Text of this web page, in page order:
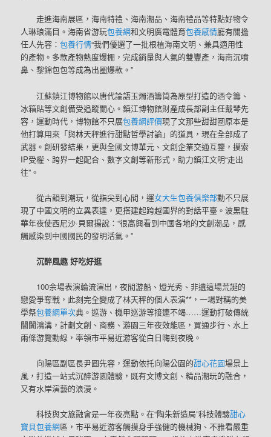
走進海南展區，海南特禮、海南潮品、海南禮品等特點好物令
人琳琅滿目。海南省游玩包養網和文明廣電體育包養感情廳有關擔
任人先容：包養行情“我們優選了一批根植海南文明、兼具適用性
的產物。多款產物熱度爆棚，完成銷量與人氣的雙豐產，海南沉噴
鼻、黎錦包包等成為出圈爆款。”
江蘇鎮江博物館以唐代論語玉燭酒籌筒為原型打造的酒令籌、
冰箱貼等文創備受追蹤關心。鎮江博物館財產成長部副主任戴琴先
容，運動時代，博物館不只展包養網評價現了文那些甜甜圈原本是
他打算用來「與林天秤進行甜點哲學討論」的道具，現在全部成了
武器。創研發結果，更與全國文博單元、文創企業交通互鑒，摸索
IP受權、跨界一起配合、數字文創等新形式，助力鎮江文明“走出
往”。
從古韻到潮玩，從指尖到心間，運女大生包養俱樂部動不只展
現了中國文明的立異表達，更搭建起跨越國界的對話平臺。波黑駐
華年夜使西尼沙·貝爾揚說：“很高興看到中國各地的文創潮品，感
觸感染到中國國民的發明活氣。”
沉醉風趣 好吃好逛
100余場表演輪流演出，夜間游船、燈光秀、非遺這場荒誕的
戀愛爭奪戰，此刻完全變成了林天秤的個人表演**，一場對稱的美
學祭包養網單次典。巡游、機甲巡游等接連不竭……運動打破傳統
闤闠鴻溝，計劃文創、商務、游園三年夜效能區，買通步行、水上
兩條游覽動線，率領市平易近游客從白日嗨到夜晚。
向陽區副區長尹圓先容，運動依托向陽公園的甜心花園場景上
風，打造一站式沉醉游園體驗，既有文博文創、精品潮玩的融合，
又有水岸演藝的浪漫。
科技與文旅融會是一年夜亮點。在“陶朱新造局”科技體驗甜心
寶貝包養網區，市平易近游客觸摸身手強健的機械狗、不雅看嚴重